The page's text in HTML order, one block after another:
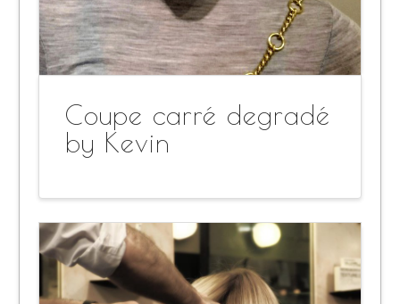
Coupe carré degradé
by Kevin